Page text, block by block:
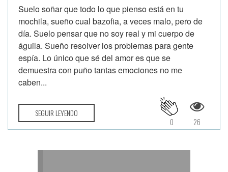
Suelo soñar que todo lo que pienso está en tu
mochila, sueño cual bazofia, a veces malo, pero de
día. Suelo pensar que no soy real y mi cuerpo de
águila. Sueño resolver los problemas para gente
espía. Lo único que sé del amor es que se
demuestra con puño tantas emociones no me
caben...
SEGUIR LEYENDO
26
0